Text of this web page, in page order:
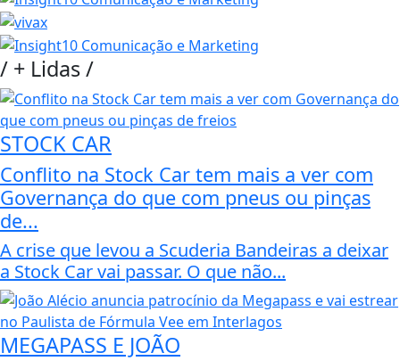
/ + Lidas/
STOCK CAR
Conflito na Stock Car tem mais a ver com
Governança do que com pneus ou pinças
de...
A crise que levou a Scuderia Bandeiras a deixar
a Stock Car vai passar. O que não...
MEGAPASS E JOÃO